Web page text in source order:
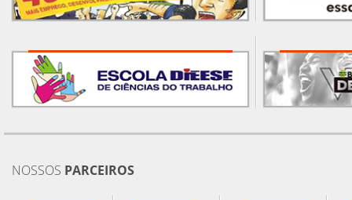
NOSSOS PARCEIROS